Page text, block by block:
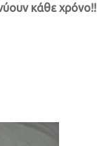
κάθε χρόνο!!